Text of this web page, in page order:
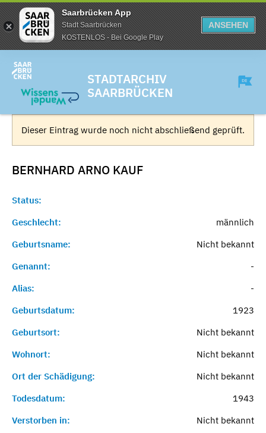
Saarbrücken App
Stadt Saarbrücken
KOSTENLOS - Bei Google Play
ANSEHEN
STADTARCHIV
SAARBRÜCKEN
Dieser Eintrag wurde noch nicht abschließend geprüft.
BERNHARD ARNO KAUF
Status:
Geschlecht:
männlich
Geburtsname:
Nicht bekannt
Genannt:
-
Alias:
-
Geburtsdatum:
1923
Geburtsort:
Nicht bekannt
Wohnort:
Nicht bekannt
Ort der Schädigung:
Nicht bekannt
Todesdatum:
1943
Verstorben in:
Nicht bekannt